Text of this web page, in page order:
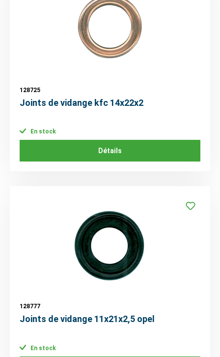
128725
Joints de vidange kfc 14x22x2
En stock
Détails
128777
Joints de vidange 11x21x2,5 opel
En stock